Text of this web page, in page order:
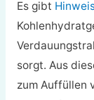
Es gibt
sorgt. Aus
zum Auffüllen